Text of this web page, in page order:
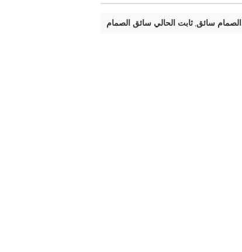
الصمام سائق, ثابت الحالي سائق الصمام